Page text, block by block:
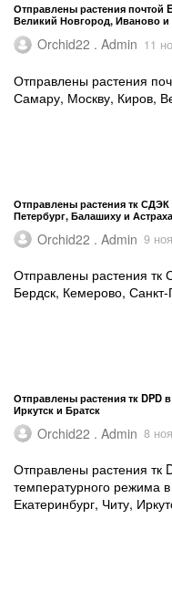
Отправлены растения почтой
Великий Новгород, Иваново и
Orchid22 . Admin 11
Отправлены растения
Самару, Москву, Киров,
Отправлены растения тк
Петербург, Балашиху и
Orchid22 . Admin 9
Отправлены растения тк
Бердск, Кемерово,
Отправлены растения тк DPD
Иркутск и Братск
Orchid22 . Admin 8
Отправлены растения тк
температурного режима
Екатеринбург, Читу,